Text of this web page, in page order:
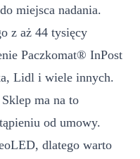
miejsca nadania.
z aż 44 tysięcy
Paczkomat® InPost
Lidl i wiele innych.
ma na to
od umowy.
dlatego warto